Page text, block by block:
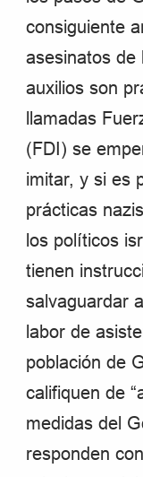
consiguiente
asesinatos de
auxilios son
llamadas
(FDI) se
imitar, y si es
prácticas
los políticos
tienen
salvaguardar
labor de
población de
califiquen de
medidas del
responden